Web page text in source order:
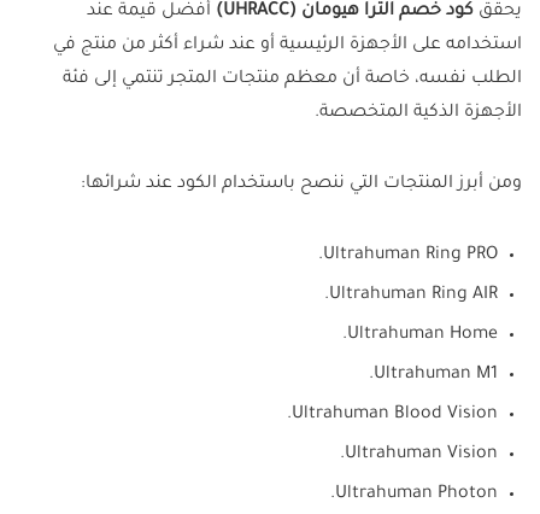
يحقق كود خصم الترا هيومان (UHRACC)
أفضل قيمة عند
استخدامه على الأجهزة الرئيسية أو عند شراء أكثر من منتج في
الطلب نفسه، خاصة أن معظم منتجات المتجر تنتمي إلى فئة
الأجهزة الذكية المتخصصة.
ومن أبرز المنتجات التي ننصح باستخدام الكود عند شرائها:
Ultrahuman Ring PRO.
Ultrahuman Ring AIR.
Ultrahuman Home.
Ultrahuman M1.
Ultrahuman Blood Vision.
Ultrahuman Vision.
Ultrahuman Photon.